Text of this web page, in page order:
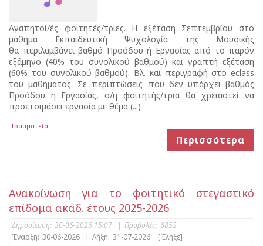
Αγαπητοί/ές φοιτητές/τριες. Η εξέταση Σεπτεμβρίου στο
μάθημα Εκπαιδευτική Ψυχολογία της Μουσικής
θα περιλαμβάνει βαθμό Προόδου ή Εργασίας από το παρόν
εξάμηνο (40% του συνολικού βαθμού) και γραπτή εξέταση
(60% του συνολικού βαθμού). Βλ. και περιγραφή στο eclass
του μαθήματος. Σε περιπτώσεις που δεν υπάρχει βαθμός
Προόδου ή Εργασίας, ο/η φοιτητής/τρια θα χρειαστεί να
προετοιμάσει εργασία με θέμα (...)
Γραμματεία
Περισσότερα
Ανακοίνωση για το φοιτητικό στεγαστικό
επίδομα ακαδ. έτους 2025-2026
Δημοσίευση: 30-06-2026 15:07 | Προβολές: 6852
Έναρξη: 30-06-2026 | Λήξη: 31-07-2026 [Έληξε]